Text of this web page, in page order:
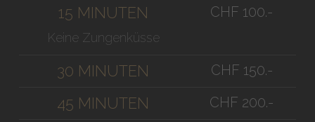
15 MINUTEN
Keine Zungenküsse
CHF 100.-
30 MINUTEN CHF 150.-
45 MINUTEN CHF 200.-